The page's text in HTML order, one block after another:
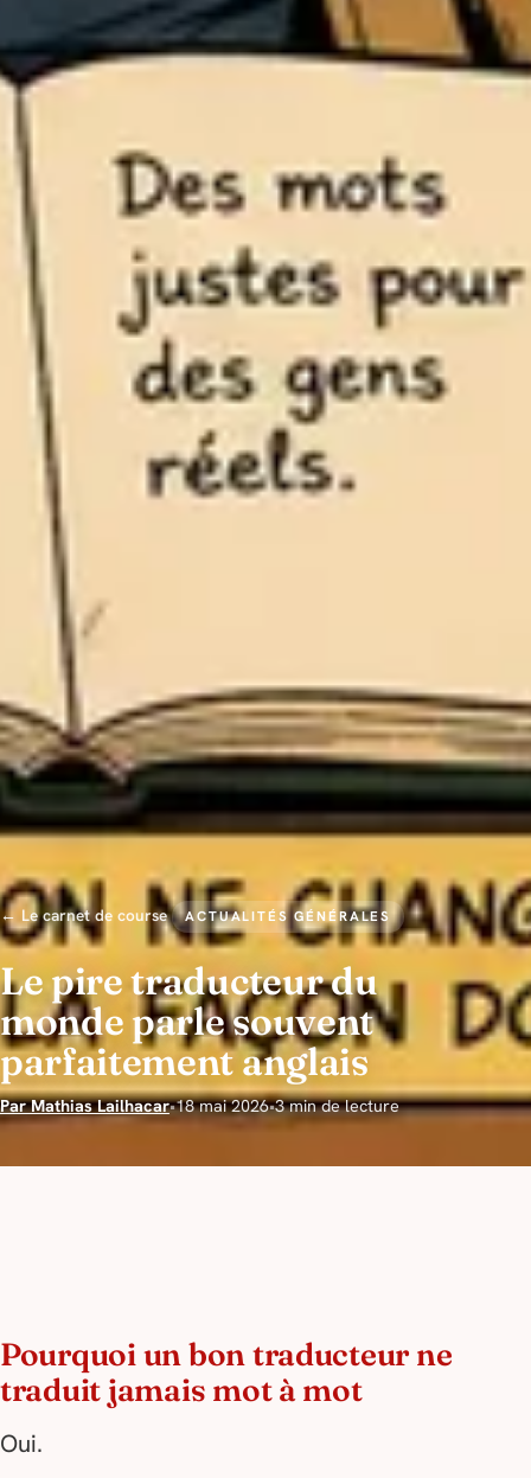
← Le carnet de course ACTUALITÉS GÉNÉRALES
Le pire traducteur du
monde parle souvent
parfaitement anglais
Par Mathias Lailhacar•18 mai 2026•3 min de lecture
Pourquoi un bon traducteur ne
traduit jamais mot à mot
Oui.